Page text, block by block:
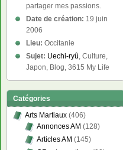
partager mes passions.
Date de création: 19 juin
2006
Lieu: Occitanie
Sujet: Uechi-ryû, Culture,
Japon, Blog, 3615 My Life
Catégories
Arts Martiaux (406)
Annonces AM (128)
Articles AM (145)